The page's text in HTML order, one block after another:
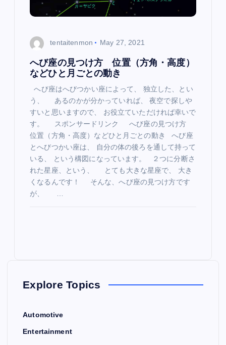
tentaitenmon May 27, 2021
へび座の見つけ方 位置（方角・高度）
などひと月ごとの動き
へび座はへびつかい座によって、 独立した、とい
う、 あるのかが分かっていれば、 夜空で探しや
すいと思いますので、 お役立ていただければ幸いで
す。 スポンサードリンク へび座の見つけ方
位置（方角・高度）などひと月ごとの動き へび座
とへびつかい座は、 自分の体の後ろを通して持って
いる、 という構図になっています。 ２つに分断さ
れた星座、という、 とても大きな星座で、 大き
くなるんです！ そんな、へび座の見つけ方です
が、 …
Explore Topics
Automotive
Entertainment